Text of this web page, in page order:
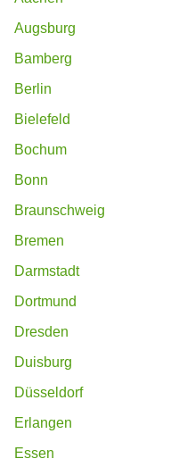
Augsburg
Bamberg
Berlin
Bielefeld
Bochum
Bonn
Braunschweig
Bremen
Darmstadt
Dortmund
Dresden
Duisburg
Düsseldorf
Erlangen
Essen